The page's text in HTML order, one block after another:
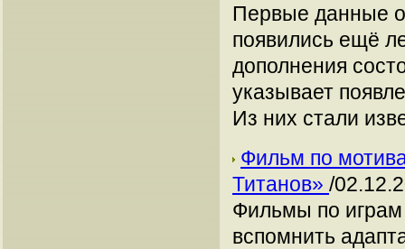
Первые данные
появились ещё
дополнения
указывает
Из них стали
Фильм по
Титанов» /
Фильмы по играм
вспомнить